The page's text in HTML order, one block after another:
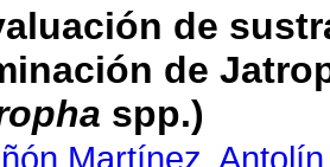
de
de
spp.)
Martínez,